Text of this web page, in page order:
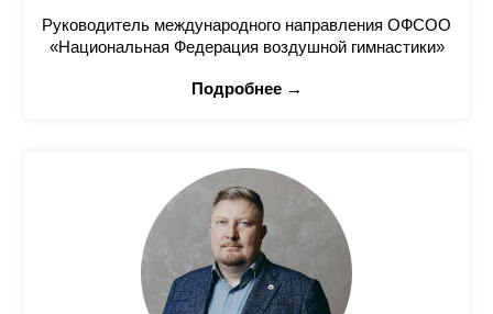
Руководитель международного направления ОФСОО
«Национальная Федерация воздушной гимнастики»
Подробнее →